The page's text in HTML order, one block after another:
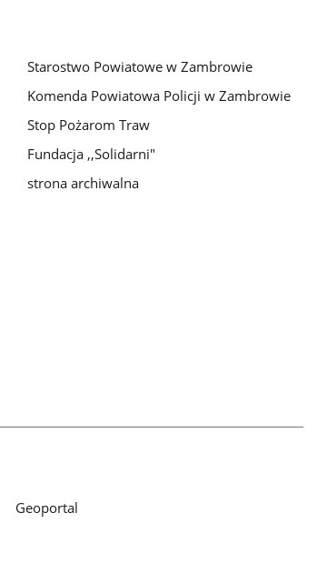
Starostwo Powiatowe w Zambrowie
Komenda Powiatowa Policji w Zambrowie
Stop Pożarom Traw
Fundacja ,,Solidarni"
strona archiwalna
Geoportal